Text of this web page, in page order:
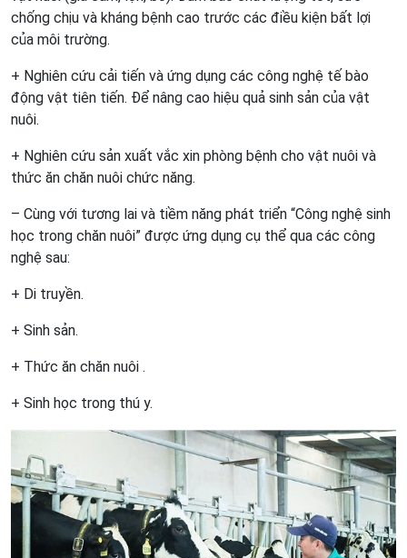
chống chịu và kháng bệnh cao trước các điều kiện bất lợi
của môi trường.
+ Nghiên cứu cải tiến và ứng dụng các công nghệ tế bào
động vật tiên tiến. Để nâng cao hiệu quả sinh sản của vật
nuôi.
+ Nghiên cứu sản xuất vắc xin phòng bệnh cho vật nuôi và
thức ăn chăn nuôi chức năng.
– Cùng với tương lai và tiềm năng phát triển “Công nghệ sinh
học trong chăn nuôi” được ứng dụng cụ thể qua các công
nghệ sau:
+ Di truyền.
+ Sinh sản.
+ Thức ăn chăn nuôi .
+ Sinh học trong thú y.